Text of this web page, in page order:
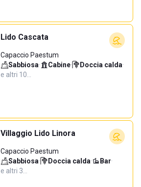
Lido Cascata
Capaccio Paestum
Sabbiosa· Cabine· Doccia calda·
e altri 10…
Villaggio Lido Linora
Capaccio Paestum
Sabbiosa· Doccia calda· Bar·
e altri 3…